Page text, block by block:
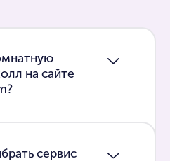
на сайте
сервис